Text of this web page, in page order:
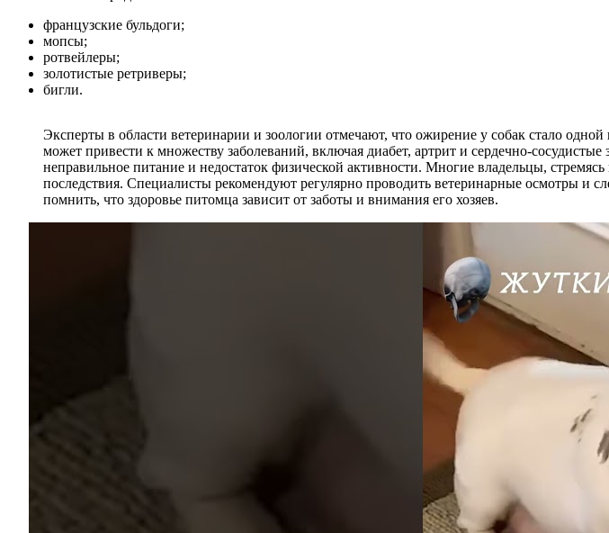
французские бульдоги;
мопсы;
ротвейлеры;
золотистые ретриверы;
бигли.
Эксперты в области ветеринарии и зоологии отмечают, что ожирение у собак стало
может привести к множеству заболеваний, включая диабет, артрит и сердечно-
неправильное питание и недостаток физической активности. Многие владельцы,
последствия. Специалисты рекомендуют регулярно проводить ветеринарные осмотры и
помнить, что здоровье питомца зависит от заботы и внимания его хозяев.